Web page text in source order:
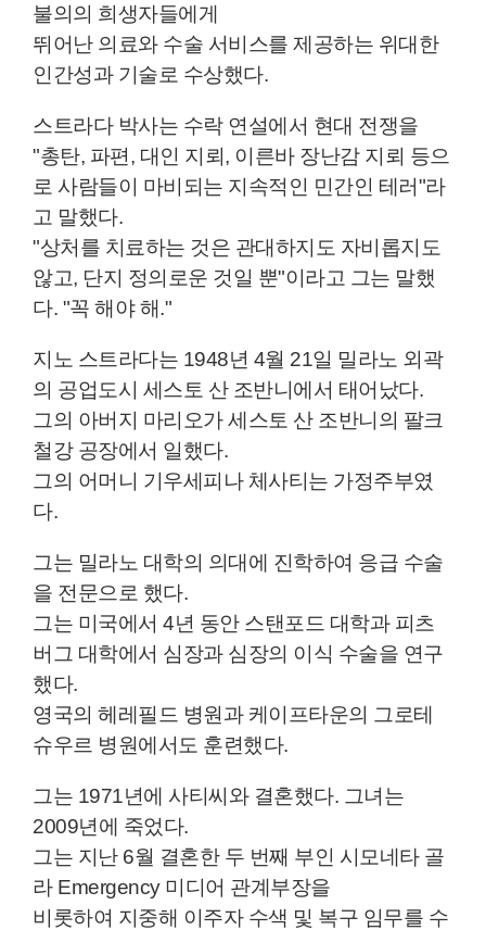
불의의 희생자들에게
뛰어난 의료와 수술 서비스를 제공하는 위대한
인간성과 기술로 수상했다.
스트라다 박사는 수락 연설에서 현대 전쟁을
"총탄, 파편, 대인 지뢰, 이른바 장난감 지뢰 등으
로 사람들이 마비되는 지속적인 민간인 테러"라
고 말했다.
"상처를 치료하는 것은 관대하지도 자비롭지도
않고, 단지 정의로운 것일 뿐"이라고 그는 말했
다. "꼭 해야 해."
지노 스트라다는 1948년 4월 21일 밀라노 외곽
의 공업도시 세스토 산 조반니에서 태어났다.
그의 아버지 마리오가 세스토 산 조반니의 팔크
철강 공장에서 일했다.
그의 어머니 기우세피나 체사티는 가정주부였
다.
그는 밀라노 대학의 의대에 진학하여 응급 수술
을 전문으로 했다.
그는 미국에서 4년 동안 스탠포드 대학과 피츠
버그 대학에서 심장과 심장의 이식 수술을 연구
했다.
영국의 헤레필드 병원과 케이프타운의 그로테
슈우르 병원에서도 훈련했다.
그는 1971년에 사티씨와 결혼했다. 그녀는
2009년에 죽었다.
그는 지난 6월 결혼한 두 번째 부인 시모네타 골
라 Emergency 미디어 관계부장을
비롯하여 지중해 이주자 수색 및 복구 임무를 수